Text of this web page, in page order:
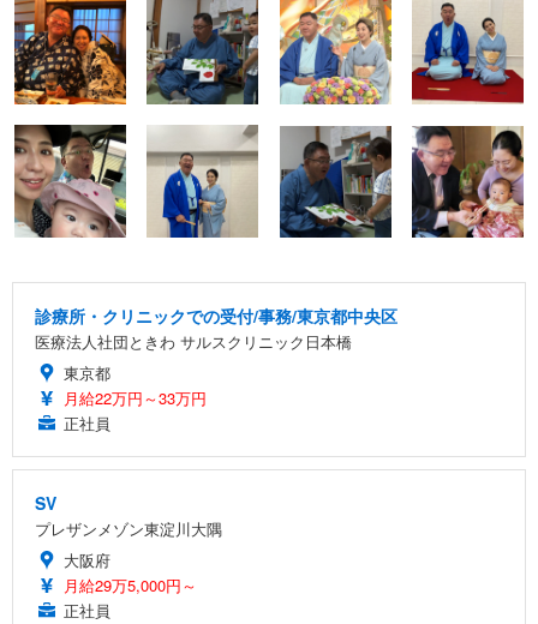
診療所・クリニックでの受付/事務/東京都中央区
医療法人社団ときわ サルスクリニック日本橋
東京都
月給22万円～33万円
正社員
SV
プレザンメゾン東淀川大隅
大阪府
月給29万5,000円～
正社員